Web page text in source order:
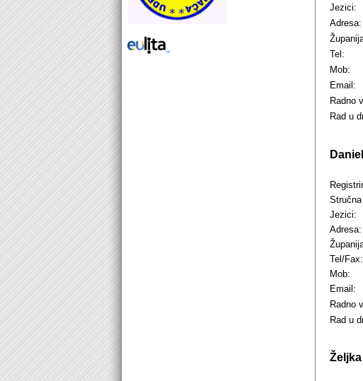
Jezici:
Adresa:
Tel:
Mob:
Email:
Radno
Rad u
Jezici:
Adresa:
Tel/Fax:
Mob:
Email:
Radno
Rad u